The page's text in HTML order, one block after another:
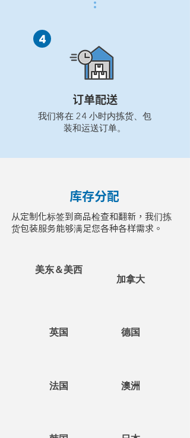
订单配送
我们将在 24 小时内拣货、包
装和运送订单。
库存分配
从定制化标签到商品检查和翻新，我们拣
货包装服务能够满足您各种各样需求。
美东＆美西
英国
法国
加拿大
德国
澳洲